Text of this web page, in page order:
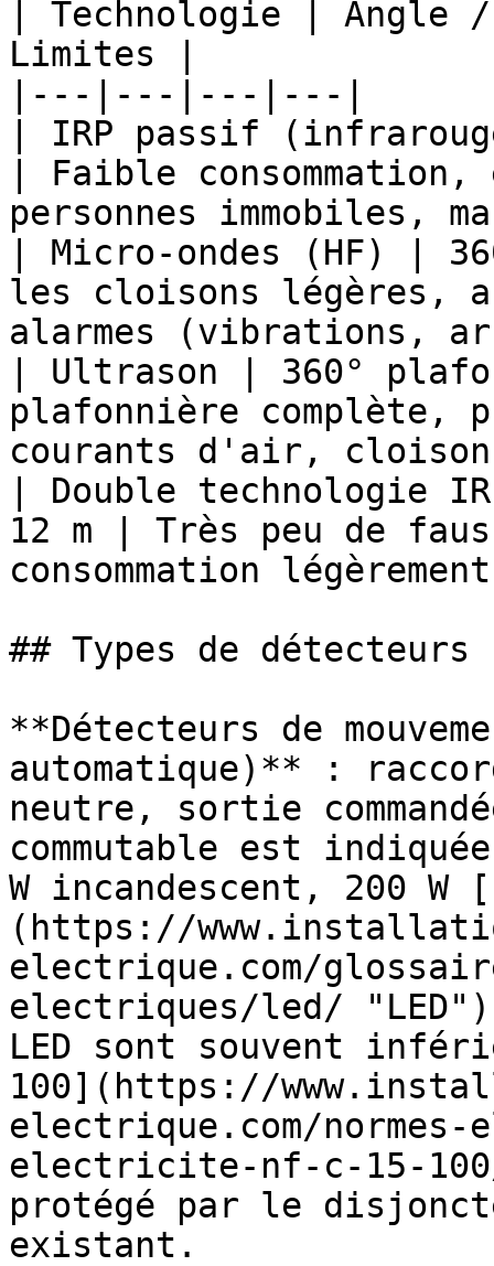
| Technologie |
Limites |
|---|---|---|---|
| IRP passif
| Faible
personnes immobiles,
| Micro-ondes (HF) |
les cloisons légères,
alarmes (vibrations,
| Ultrason | 360°
plafonnière complète,
courants d'air,
| Double technologie
12 m | Très peu de
consommation
## Types de
**Détecteurs de
automatique)** :
neutre, sortie
commutable est
W incandescent, 200 W
(https://
electrique.com/
electriques/led/
LED sont souvent
100](https://
electrique.com/normes-
electricite-nf-c-15-
protégé par le
existant.